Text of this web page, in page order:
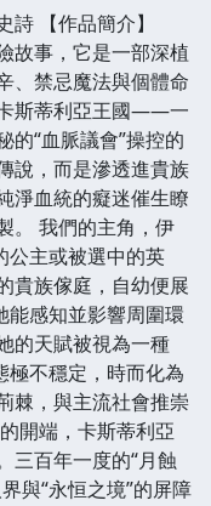
詩 【作品簡介】
故事，它是一部深植
、禁忌魔法與個體命
斯蒂利亞王國——一
的“血脈議會”操控的
說，而是滲透進貴族
淨血統的癡迷催生瞭
。 我們的主角，伊
公主或被選中的英
貴族傢庭，自幼便展
感知並影響周圍環
的天賦被視為一種
極不穩定，時而化為
棘，與主流社會推崇
開端，卡斯蒂利亞
三百年一度的“月蝕
與“永恒之境”的屏障